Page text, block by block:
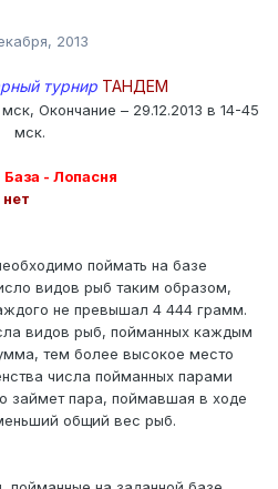
2013
турнир ТАНДЕМ
Окончание – 29.12.2013 в 14-45
мск.
База - Лопасня
нет
поймать на базе
видов рыб таким образом,
не превышал 4 444 грамм.
видов рыб, пойманных каждым
тем более высокое место
числа пойманных парами
займет пара, поймавшая в ходе
общий вес рыб.